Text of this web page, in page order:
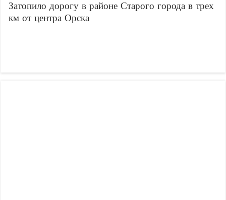
Затопило дорогу в районе Старого города в трех
км от центра Орска